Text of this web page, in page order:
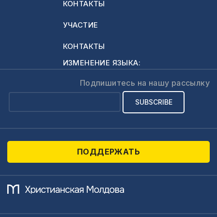
учебников по
индуктивному
изучению Библии; -
изучению Библии в
группе; -
Институт -
открытию групп по
info@precept.md
КОНТАКТЫ
УЧАСТИЕ
КОНТАКТЫ
ИЗМЕНЕНИЕ ЯЗЫКА:
Подпишитесь на нашу рассылку
ПОДДЕРЖАТЬ